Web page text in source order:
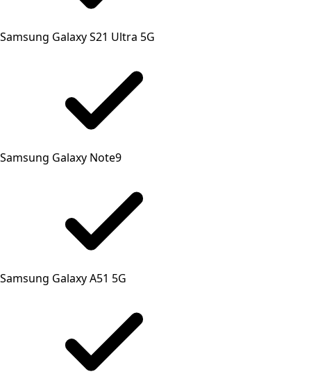
Samsung Galaxy S21 Ultra 5G
Samsung Galaxy Note9
Samsung Galaxy A51 5G